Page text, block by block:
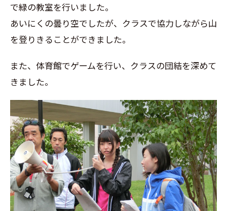
で緑の教室を行いました。
あいにくの曇り空でしたが、クラスで協力しながら山
を登りきることができました。
また、体育館でゲームを行い、クラスの団結を深めて
きました。